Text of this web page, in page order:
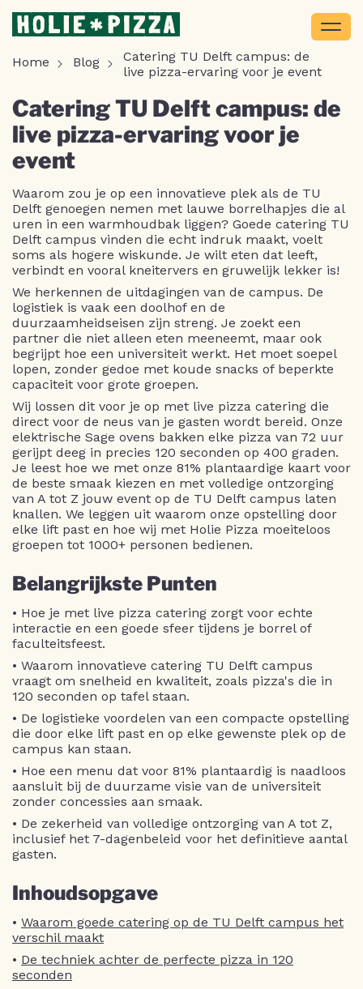
Home Blog
Catering TU Delft campus: de
live pizza-ervaring voor je event
Catering TU Delft campus: de
live pizza-ervaring voor je
event
Waarom zou je op een innovatieve plek als de TU
Delft genoegen nemen met lauwe borrelhapjes die al
uren in een warmhoudbak liggen? Goede catering TU
Delft campus vinden die echt indruk maakt, voelt
soms als hogere wiskunde. Je wilt eten dat leeft,
verbindt en vooral kneitervers en gruwelijk lekker is!
We herkennen de uitdagingen van de campus. De
logistiek is vaak een doolhof en de
duurzaamheidseisen zijn streng. Je zoekt een
partner die niet alleen eten meeneemt, maar ook
begrijpt hoe een universiteit werkt. Het moet soepel
lopen, zonder gedoe met koude snacks of beperkte
capaciteit voor grote groepen.
Wij lossen dit voor je op met live pizza catering die
direct voor de neus van je gasten wordt bereid. Onze
elektrische Sage ovens bakken elke pizza van 72 uur
gerijpt deeg in precies 120 seconden op 400 graden.
Je leest hoe we met onze 81% plantaardige kaart voor
de beste smaak kiezen en met volledige ontzorging
van A tot Z jouw event op de TU Delft campus laten
knallen. We leggen uit waarom onze opstelling door
elke lift past en hoe wij met Holie Pizza moeiteloos
groepen tot 1000+ personen bedienen.
Belangrijkste Punten
• Hoe je met live pizza catering zorgt voor echte
interactie en een goede sfeer tijdens je borrel of
faculteitsfeest.
• Waarom innovatieve catering TU Delft campus
vraagt om snelheid en kwaliteit, zoals pizza's die in
120 seconden op tafel staan.
• De logistieke voordelen van een compacte opstelling
die door elke lift past en op elke gewenste plek op de
campus kan staan.
• Hoe een menu dat voor 81% plantaardig is naadloos
aansluit bij de duurzame visie van de universiteit
zonder concessies aan smaak.
• De zekerheid van volledige ontzorging van A tot Z,
inclusief het 7-dagenbeleid voor het definitieve aantal
gasten.
Inhoudsopgave
• Waarom goede catering op de TU Delft campus het
verschil maakt
• De techniek achter de perfecte pizza in 120
seconden